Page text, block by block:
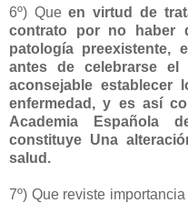
6º) Queen virtud de
contrato por no haber
patología preexistente,
antes de celebrarse el
aconsejable
enfermedad, y es así
Academia Española
constituye Una
salud.
7º) Que reviste